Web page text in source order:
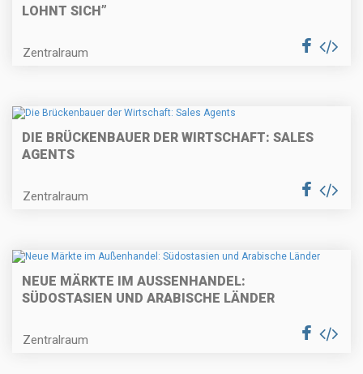
LOHNT SICH”
Zentralraum
DIE BRÜCKENBAUER DER WIRTSCHAFT: SALES
AGENTS
Zentralraum
NEUE MÄRKTE IM AUSSENHANDEL: S
ÜDOSTASIEN UND ARABISCHE LÄNDER
Zentralraum